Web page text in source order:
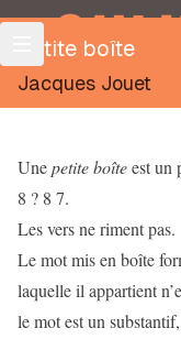
Petite boîte
Jacques Jouet
Unepetite boîteest un
8 ? 8 7.
Les vers ne riment pas.
Le mot mis en boîte
laquelle il appartient
le mot est un